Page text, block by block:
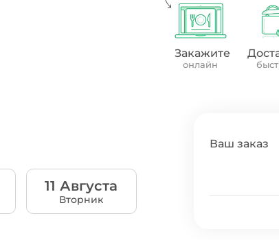
Закажите
онлайн
11 Августа
Вторник
Ваш заказ